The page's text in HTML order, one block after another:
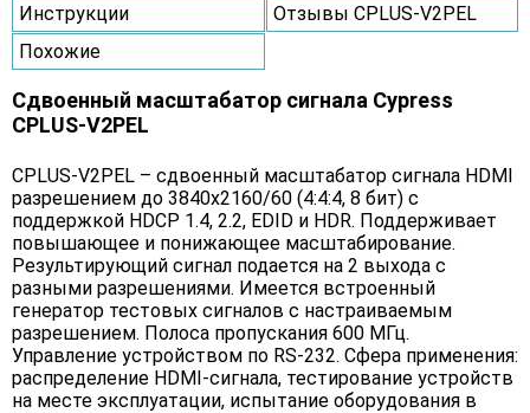
Инструкции
Отзывы CPLUS-V2PEL
Похожие
Сдвоенный масштабатор сигнала Cypress
CPLUS-V2PEL
CPLUS-V2PEL – сдвоенный масштабатор сигнала HDMI
разрешением до 3840x2160/60 (4:4:4, 8 бит) с
поддержкой HDCP 1.4, 2.2, EDID и HDR. Поддерживает
повышающее и понижающее масштабирование.
Результирующий сигнал подается на 2 выхода с
разными разрешениями. Имеется встроенный
генератор тестовых сигналов с настраиваемым
разрешением. Полоса пропускания 600 МГц.
Управление устройством по RS-232. Сфера применения:
распределение HDMI-сигнала, тестирование устройств
на месте эксплуатации, испытание оборудования в